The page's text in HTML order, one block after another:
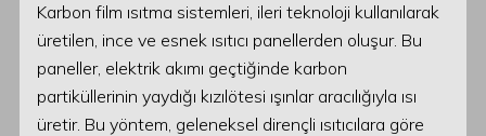
Karbon film ısıtma sistemleri, ileri teknoloji kullanılarak
üretilen, ince ve esnek ısıtıcı panellerden oluşur. Bu
paneller, elektrik akımı geçtiğinde karbon
partiküllerinin yaydığı kızılötesi ışınlar aracılığıyla ısı
üretir. Bu yöntem, geleneksel dirençli ısıtıcılara göre